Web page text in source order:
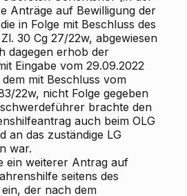
Anträge auf Bewilligung der
in Folge mit Beschluss des
30 Cg 27/22w, abgewiesen
dagegen erhob der
Eingabe vom 29.09.2022
mit Beschluss vom
22w, nicht Folge gegeben
brachte den
auch beim OLG
an das zuständige LG
war.
ein weiterer Antrag auf
seitens des
der nach dem